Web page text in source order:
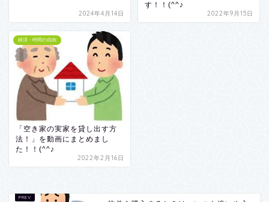
2024年4月14日
す！！(^^♪
2022年9月15日
経済・時間の自由
「空き家の実家を貸し出す方
法！」を動画にまとめまし
た！！(^^♪
2022年2月16日